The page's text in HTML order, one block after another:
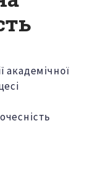
академічної